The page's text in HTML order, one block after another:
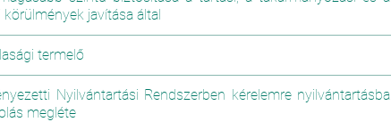
javítása által
termelő
Nyilvántartási Rendszerben kérelemre nyilvántartásba
megléte